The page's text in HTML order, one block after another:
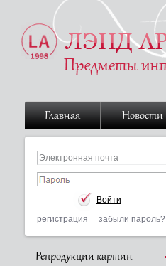
Главная Новости
регистрация забыли пароль?
Репродукции картин